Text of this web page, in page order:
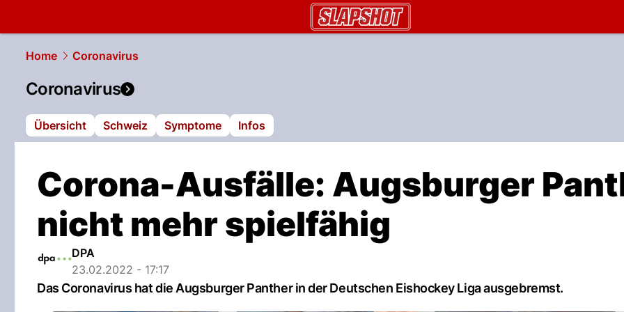
slapshot.NAU.ch
Home
Coronavirus
Coronavirus
Übersicht Schweiz Symptome Infos
Corona-Ausfälle: Augsburger
nicht mehr spielfähig
DPA
23.02.2022 - 17:17
Das Coronavirus hat die Augsburger Panther in der Deutschen Eishockey Liga ausgebremst.